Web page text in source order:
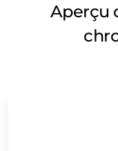
Aperçu